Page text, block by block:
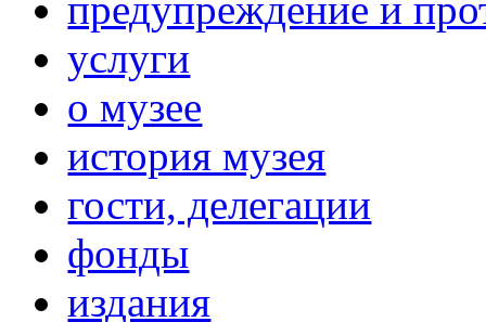
услуги
о музее
история музея
гости, делегации
фонды
издания